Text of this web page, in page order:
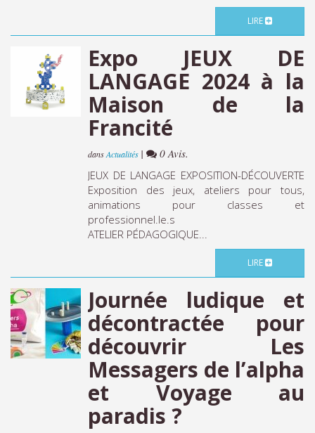
LIRE
Expo JEUX DE
LANGAGE 2024 à la
Maison de la
Francité
dansActualités |
0 Avis.
JEUX DE LANGAGE EXPOSITION-DÉCOUVERTE
Exposition des jeux, ateliers pour tous,
animations pour classes et
professionnel.le.s
ATELIER PÉDAGOGIQUE...
LIRE
Journée ludique et
décontractée pour
découvrir Les
Messagers de l’alpha
et Voyage au
paradis ?